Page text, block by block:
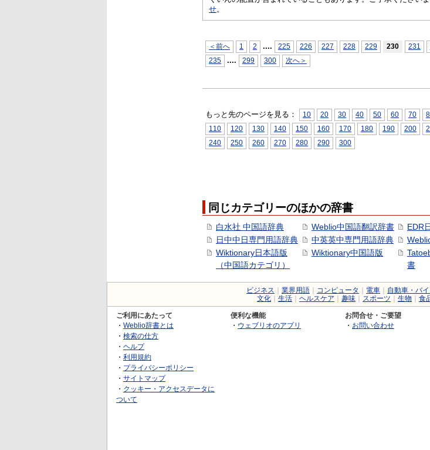
せ。
＜前へ 1 2 .... 225 226 227 228 229 230 231
235
.... 299 300 次へ＞
もっと先のページを見る： 10 20 30 40 50 60 70
110
120 130 140 150 160 170 180 190 200
240
250 260 270 280 290 300
同じカテゴリーのほかの辞書
白水社 中国語辞典
日中中日専門用語辞典
Wiktionary日本語版
（中国語カテゴリ）
Weblio中国語翻訳辞書
中英英中専門用語辞典
Wiktionary中国語版
EDR
書
ビジネス 業界用語 コンピュータ 電車 自動車・バイ
文化
生活 ヘルスケア 趣味 スポーツ 生物 食
ご利用にあたって
・ Weblio辞書とは
・ 検索の仕方
・ ヘルプ
・ 利用規約
・ プライバシーポリシー
・ サイトマップ
・ クッキー・アクセスデータに
ついて
便利な機能
・ ウェブリオのアプリ
お問合せ・ご要望
・ お問い合わせ